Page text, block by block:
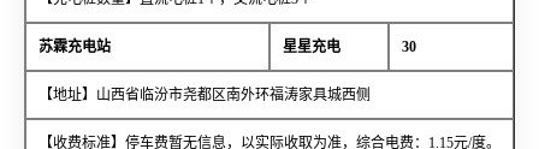
苏霖充电站 星星充电 30
【地址】山西省临汾市尧都区南外环福涛家具城西侧
【收费标准】停车费暂无信息，以实际收取为准，综合电费：1.15元/度。